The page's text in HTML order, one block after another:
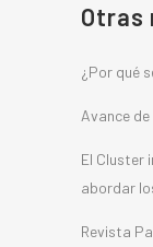
Otras
¿Por qué
Avance
El Cluster
abordar
Revista